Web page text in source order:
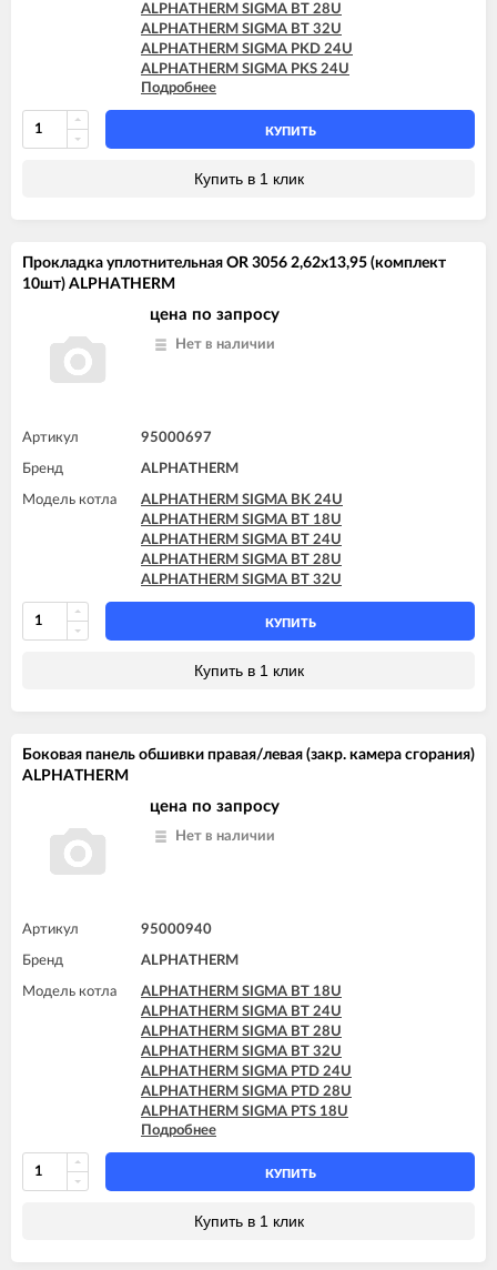
ALPHATHERM SIGMA BT 28U
ALPHATHERM SIGMA BT 32U
ALPHATHERM SIGMA PKD 24U
ALPHATHERM SIGMA PKS 24U
ALPHATHERM SIGMA PTD 24U
ALPHATHERM SIGMA PTD 28U
ALPHATHERM SIGMA PTS 18U
ALPHATHERM SIGMA PTS 24U
Подробнее
КУПИТЬ
Купить в 1 клик
Прокладка уплотнительная OR 3056 2,62x13,95 (комплект
10шт) ALPHATHERM
цена по запросу
Нет в наличии
Артикул 95000697
Бренд ALPHATHERM
Модель котла
ALPHATHERM SIGMA BK 24U
ALPHATHERM SIGMA BT 18U
ALPHATHERM SIGMA BT 24U
ALPHATHERM SIGMA BT 28U
ALPHATHERM SIGMA BT 32U
КУПИТЬ
Купить в 1 клик
Боковая панель обшивки правая/левая (закр. камера сгорания)
ALPHATHERM
цена по запросу
Нет в наличии
Артикул 95000940
Бренд ALPHATHERM
Модель котла
ALPHATHERM SIGMA BT 18U
ALPHATHERM SIGMA BT 24U
ALPHATHERM SIGMA BT 28U
ALPHATHERM SIGMA BT 32U
ALPHATHERM SIGMA PTD 24U
ALPHATHERM SIGMA PTD 28U
ALPHATHERM SIGMA PTS 18U
ALPHATHERM SIGMA PTS 24U
ALPHATHERM SIGMA PTS 28U
Подробнее
КУПИТЬ
Купить в 1 клик